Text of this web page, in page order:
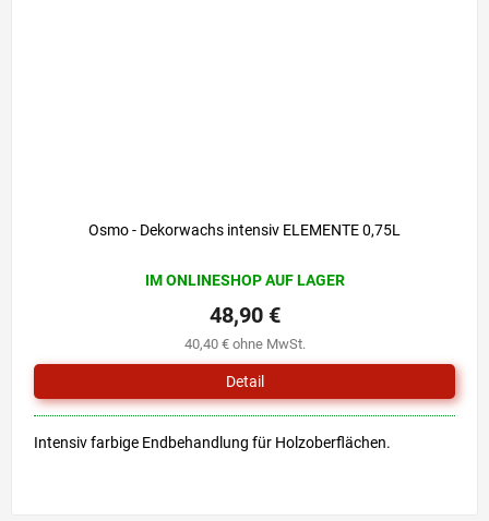
Osmo - Dekorwachs intensiv ELEMENTE 0,75L
IM ONLINESHOP AUF LAGER
40,40 € ohne MwSt.
48,90 €
Detail
Intensiv farbige Endbehandlung für Holzoberflächen.